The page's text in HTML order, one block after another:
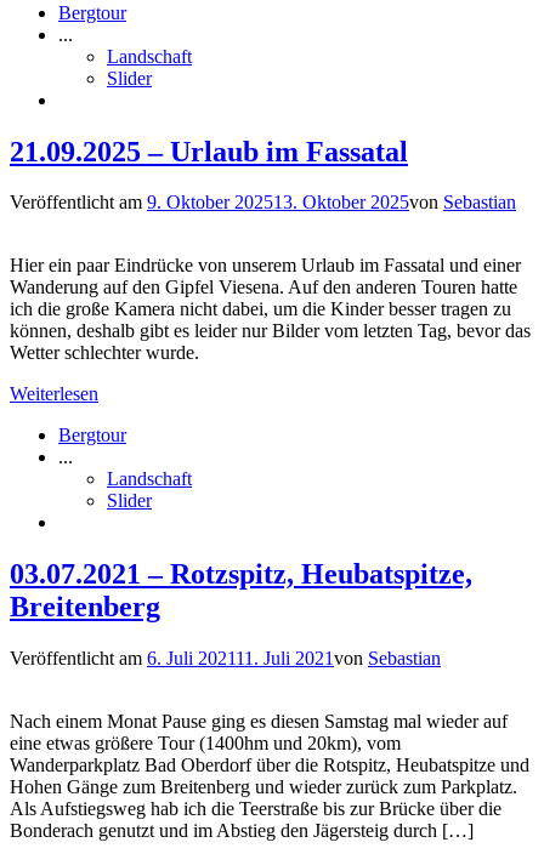
Bergtour
...
Landschaft
Slider
21.09.2025 – Urlaub im Fassatal
Veröffentlicht am 9. Oktober 202513. Oktober 2025von Sebastian
Hier ein paar Eindrücke von unserem Urlaub im Fassatal und einer
Wanderung auf den Gipfel Viesena. Auf den anderen Touren hatte
ich die große Kamera nicht dabei, um die Kinder besser tragen zu
können, deshalb gibt es leider nur Bilder vom letzten Tag, bevor das
Wetter schlechter wurde.
Weiterlesen
Bergtour
...
Landschaft
Slider
03.07.2021 – Rotzspitz, Heubatspitze,
Breitenberg
Veröffentlicht am 6. Juli 202111. Juli 2021von Sebastian
Nach einem Monat Pause ging es diesen Samstag mal wieder auf
eine etwas größere Tour (1400hm und 20km), vom
Wanderparkplatz Bad Oberdorf über die Rotspitz, Heubatspitze und
Hohen Gänge zum Breitenberg und wieder zurück zum Parkplatz.
Als Aufstiegsweg hab ich die Teerstraße bis zur Brücke über die
Bonderach genutzt und im Abstieg den Jägersteig durch […]